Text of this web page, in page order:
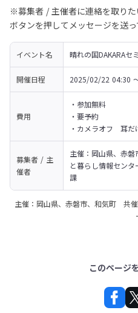
※募集者 / 主催者に連絡を取りた
ボタンを押してメッセージを送っ
イベント名 晴れの国DAKARAセ
開催日程 2025/02/22 04:30
費用
・参加無料
・要予約
・カメラオフ　耳だ
募集者 / 主
催者
主催：岡山県、赤磐
と暮らし情報セン
課
主催：岡山県、赤磐市、和気町 共
このページ